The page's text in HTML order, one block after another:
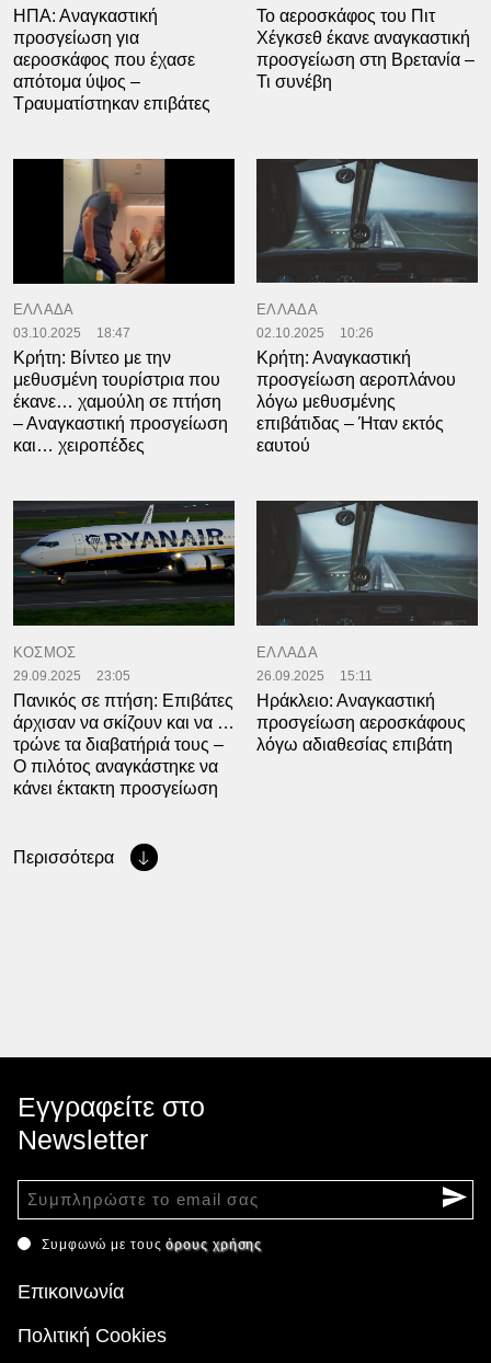
ΗΠΑ: Αναγκαστική
προσγείωση για
αεροσκάφος που έχασε
απότομα ύψος –
Τραυματίστηκαν επιβάτες
Το αεροσκάφος του Πιτ
Χέγκσεθ έκανε αναγκαστική
προσγείωση στη Βρετανία –
Τι συνέβη
ΕΛΛΑΔΑ
03.10.2025 18:47
Κρήτη: Βίντεο με την
μεθυσμένη τουρίστρια που
έκανε… χαμούλη σε πτήση
– Αναγκαστική προσγείωση
και… χειροπέδες
ΕΛΛΑΔΑ
02.10.2025 10:26
Κρήτη: Αναγκαστική
προσγείωση αεροπλάνου
λόγω μεθυσμένης
επιβάτιδας – Ήταν εκτός
εαυτού
ΚΟΣΜΟΣ
29.09.2025 23:05
Πανικός σε πτήση: Επιβάτες
άρχισαν να σκίζουν και να …
τρώνε τα διαβατήριά τους –
Ο πιλότος αναγκάστηκε να
κάνει έκτακτη προσγείωση
ΕΛΛΑΔΑ
26.09.2025 15:11
Ηράκλειο: Αναγκαστική
προσγείωση αεροσκάφους
λόγω αδιαθεσίας επιβάτη
Περισσότερα
Εγγραφείτε στο
Newsletter
Συμφωνώ με τουςόρους χρήσης
Επικοινωνία
Πολιτική Cookies